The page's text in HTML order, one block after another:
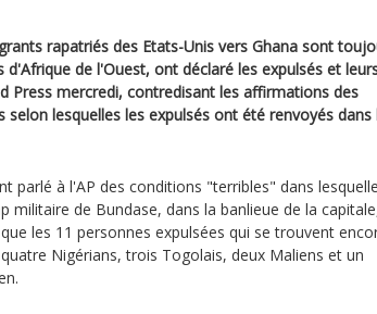
rapatriés des Etats-Unis vers Ghana sont
d'Afrique de l'Ouest, ont déclaré les expulsés et
Press mercredi, contredisant les affirmations des
selon lesquelles les expulsés ont été renvoyés dans
parlé à l'AP des conditions "terribles" dans
militaire de Bundase, dans la banlieue de la
les 11 personnes expulsées qui se trouvent
Nigérians, trois Togolais, deux Maliens et un